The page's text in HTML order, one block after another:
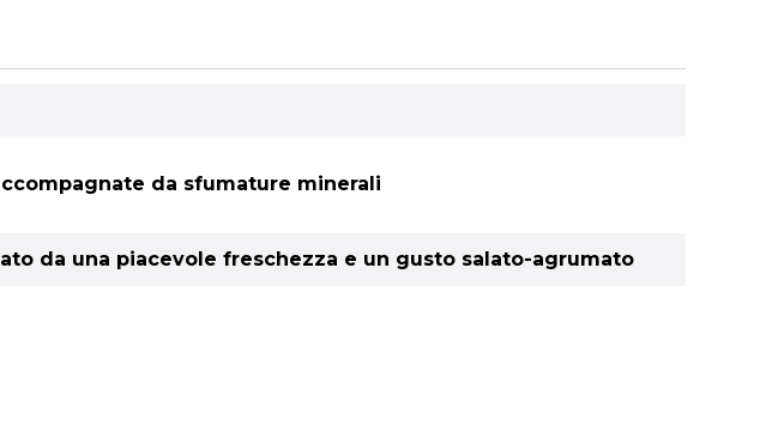
da sfumature minerali
da una piacevole freschezza e un gusto salato-agrumato